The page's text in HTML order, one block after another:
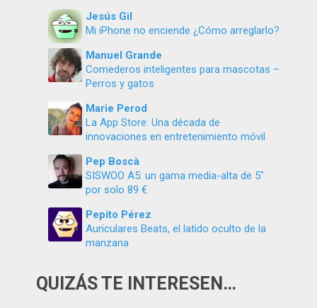
Jesús Gil
Mi iPhone no enciende ¿Cómo arreglarlo?
Manuel Grande
Comederos inteligentes para mascotas –
Perros y gatos
Marie Perod
La App Store: Una década de
innovaciones en entretenimiento móvil
Pep Boscà
SISWOO A5: un gama media-alta de 5″
por solo 89 €
Pepito Pérez
Auriculares Beats, el latido oculto de la
manzana
QUIZÁS TE INTERESEN…